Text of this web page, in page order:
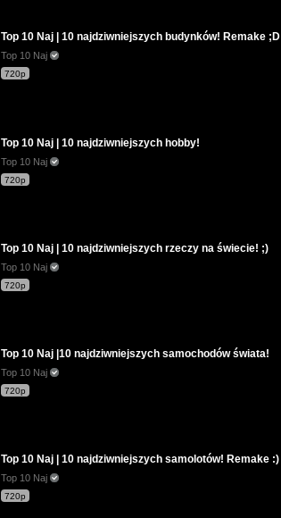
Top 10 Naj | 10 najdziwniejszych budynków! Remake ;D
Top 10 Naj
720p
Top 10 Naj | 10 najdziwniejszych hobby!
Top 10 Naj
720p
Top 10 Naj | 10 najdziwniejszych rzeczy na świecie! ;)
Top 10 Naj
720p
Top 10 Naj |10 najdziwniejszych samochodów świata!
Top 10 Naj
720p
Top 10 Naj | 10 najdziwniejszych samolotów! Remake :)
Top 10 Naj
720p